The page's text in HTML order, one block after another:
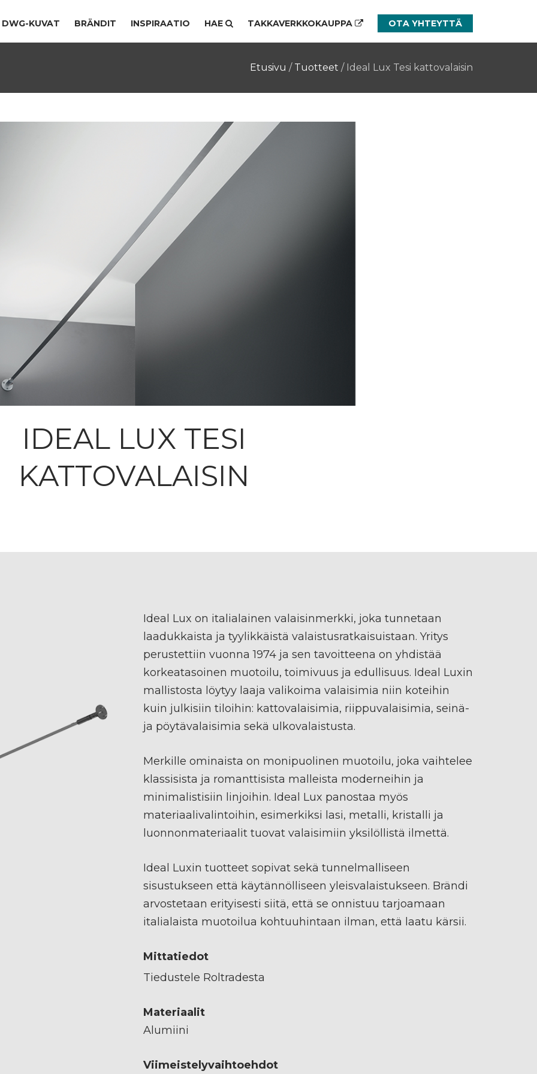
DWG-KUVAT BRÄNDIT INSPIRAATIO HAE TAKKAVERKKOKAUPPA OTA YHTEYTTÄ
Etusivu / Tuotteet / Ideal Lux Tesi kattovalaisin
IDEAL LUX TESI
KATTOVALAISIN
Ideal Lux on italialainen valaisinmerkki, joka tunnetaan
laadukkaista ja tyylikkäistä valaistusratkaisuistaan. Yritys
perustettiin vuonna 1974 ja sen tavoitteena on yhdistää
korkeatasoinen muotoilu, toimivuus ja edullisuus. Ideal Luxin
mallistosta löytyy laaja valikoima valaisimia niin koteihin
kuin julkisiin tiloihin: kattovalaisimia, riippuvalaisimia, seinä-
ja pöytävalaisimia sekä ulkovalaistusta.
Merkille ominaista on monipuolinen muotoilu, joka vaihtelee
klassisista ja romanttisista malleista moderneihin ja
minimalistisiin linjoihin. Ideal Lux panostaa myös
materiaalivalintoihin, esimerkiksi lasi, metalli, kristalli ja
luonnonmateriaalit tuovat valaisimiin yksilöllistä ilmettä.
Ideal Luxin tuotteet sopivat sekä tunnelmalliseen
sisustukseen että käytännölliseen yleisvalaistukseen. Brändi
arvostetaan erityisesti siitä, että se onnistuu tarjoamaan
italialaista muotoilua kohtuuhintaan ilman, että laatu kärsii.
Mittatiedot
Tiedustele Roltradesta
Materiaalit
Alumiini
Viimeistelyvaihtoehdot